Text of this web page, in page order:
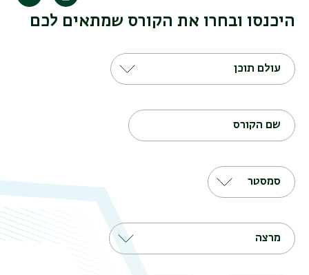
הדפסה
היכנסו ובחרו את הקורס שמתאים לכם
עולם תוכן
שם הקורס
סמסטר
מרצה